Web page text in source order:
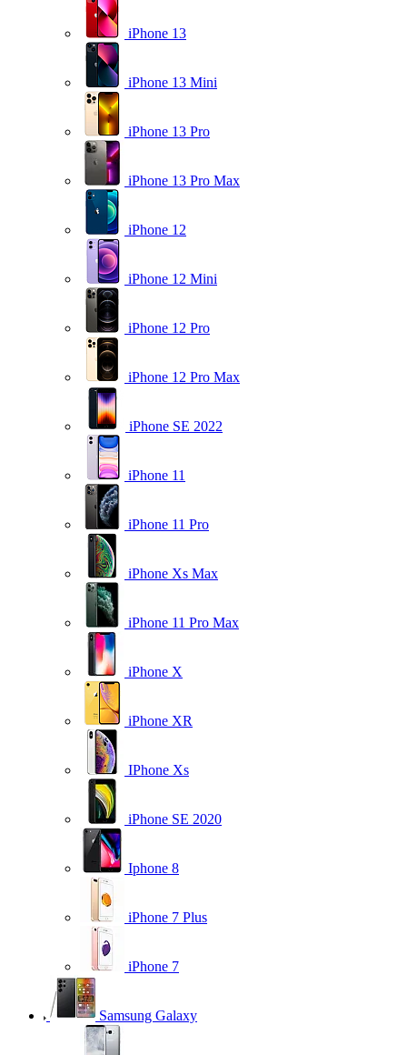
iPhone 13
iPhone 13 Mini
iPhone 13 Pro
iPhone 13 Pro Max
iPhone 12
iPhone 12 Mini
iPhone 12 Pro
iPhone 12 Pro Max
iPhone SE 2022
iPhone 11
iPhone 11 Pro
iPhone Xs Max
iPhone 11 Pro Max
iPhone X
iPhone XR
IPhone Xs
iPhone SE 2020
Iphone 8
iPhone 7 Plus
iPhone 7
Samsung Galaxy